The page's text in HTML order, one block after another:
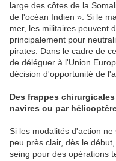
large des côtes de la
de l'océan Indien ». Si le
mer, les militaires peuvent
principalement pour
pirates. Dans le cadre de
de déléguer à l'Union
décision d'opportunité de
Des frappes
navires ou par
Si les modalités d'action
peu près clair, dès le
seing pour des opérations